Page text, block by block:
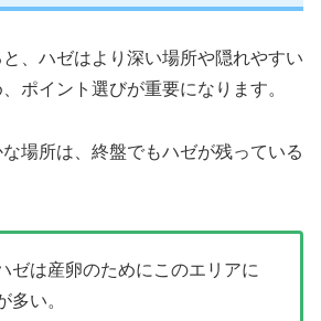
、ハゼはより深い場所や隠れやすい
ポイント選びが重要になります。
場所は、終盤でもハゼが残っている
ゼは産卵のためにこのエリアに
多い。